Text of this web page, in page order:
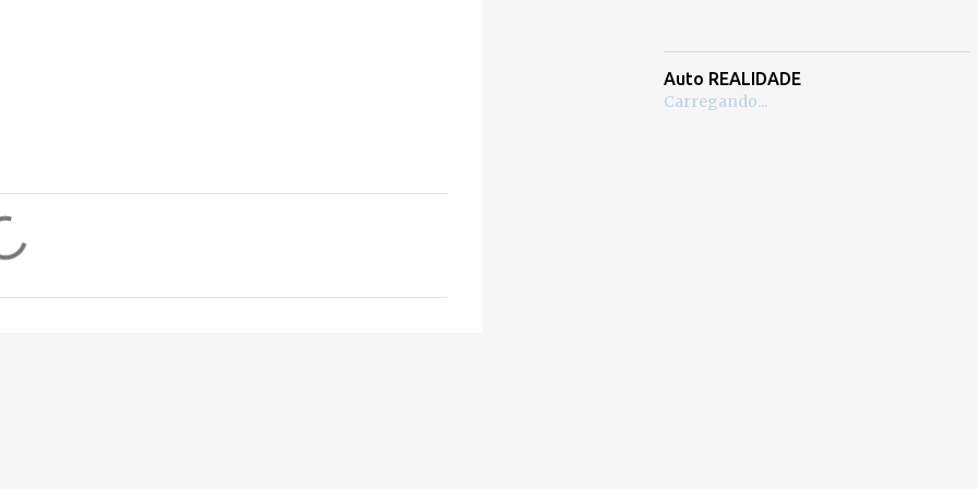
Auto REALIDADE
Carregando...